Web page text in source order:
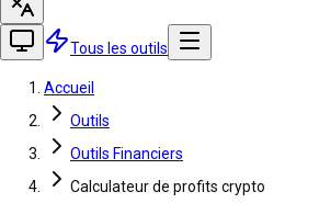
Tous les outils
Accueil
Outils
Outils Financiers
Calculateur de profits crypto